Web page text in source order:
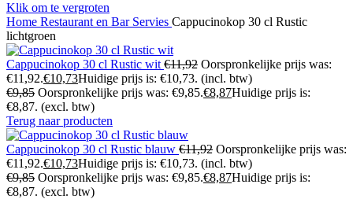
Klik om te vergroten
Home Restaurant en Bar Servies Cappucinokop 30 cl Rustic
lichtgroen
Cappucinokop 30 cl Rustic wit €11,92 Oorspronkelijke prijs was:
€11,92.€10,73Huidige prijs is: €10,73. (incl. btw)
€9,85 Oorspronkelijke prijs was: €9,85.€8,87Huidige prijs is:
€8,87. (excl. btw)
Terug naar producten
Cappucinokop 30 cl Rustic blauw €11,92 Oorspronkelijke prijs was:
€11,92.€10,73Huidige prijs is: €10,73. (incl. btw)
€9,85 Oorspronkelijke prijs was: €9,85.€8,87Huidige prijs is:
€8,87. (excl. btw)